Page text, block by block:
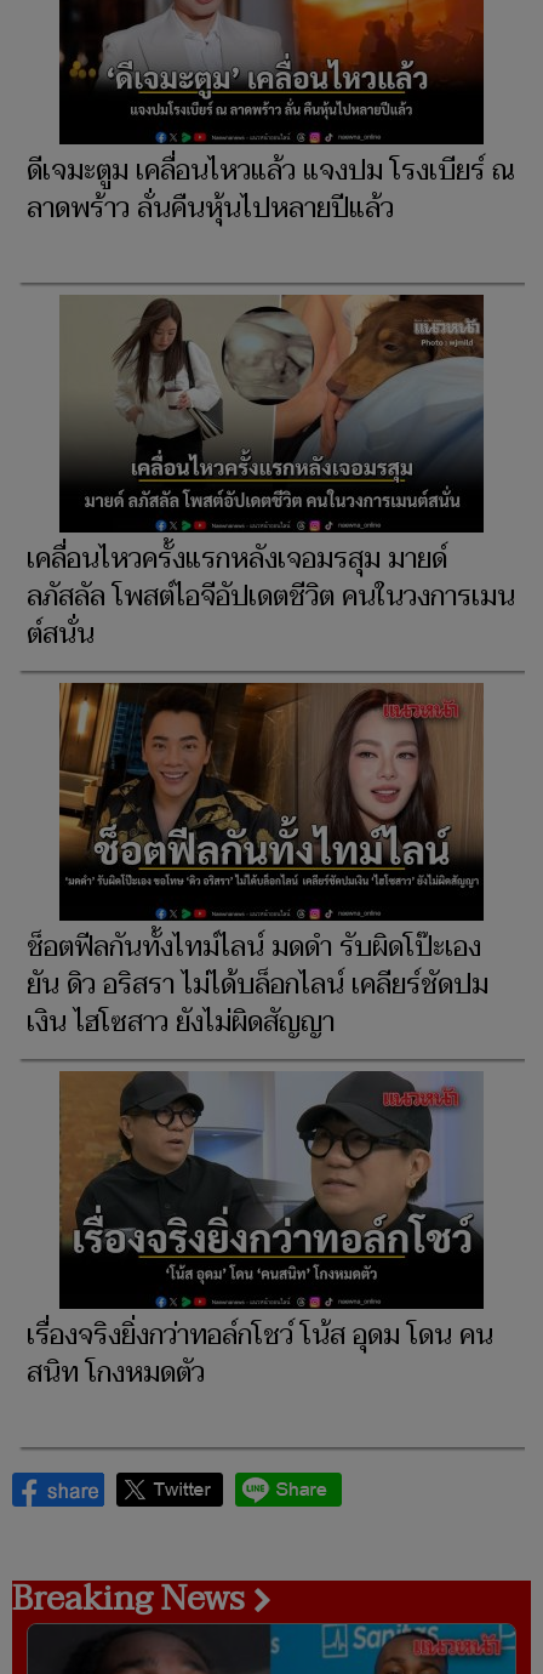
ดีเจมะตูม เคลื่อนไหวแล้ว แจงปม โรงเบียร์ ณ
ลาดพร้าว ลั่นคืนหุ้นไปหลายปีแล้ว
เคลื่อนไหวครั้งแรกหลังเจอมรสุม มายด์
ลภัสลัล โพสต์ไอจีอัปเดตชีวิต คนในวงการเมน
ต์สนั่น
ช็อตฟีลกันทั้งไทม์ไลน์ มดดำ รับผิดโป๊ะเอง
ยัน ดิว อริสรา ไม่ได้บล็อกไลน์ เคลียร์ชัดปม
เงิน ไฮโซสาว ยังไม่ผิดสัญญา
เรื่องจริงยิ่งกว่าทอล์กโชว์ โน้ส อุดม โดน คน
สนิท โกงหมดตัว
Breaking News